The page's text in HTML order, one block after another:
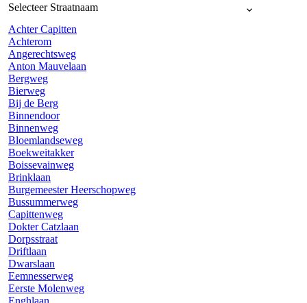
SelecteerStraatnaam
Achter Capitten
Achterom
Angerechtsweg
Anton Mauvelaan
Bergweg
Bierweg
Bij de Berg
Binnendoor
Binnenweg
Bloemlandseweg
Boekweitakker
Boissevainweg
Brinklaan
Burgemeester Heerschopweg
Bussummerweg
Capittenweg
Dokter Catzlaan
Dorpsstraat
Driftlaan
Dwarslaan
Eemnesserweg
Eerste Molenweg
Enghlaan